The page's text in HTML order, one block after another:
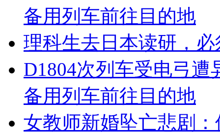
备用列车前往目的地
理科生去日本读研，
D1804次列车受电弓
备用列车前往目的地
女教师新婚坠亡悲剧